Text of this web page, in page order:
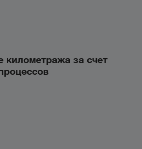
километража за счет